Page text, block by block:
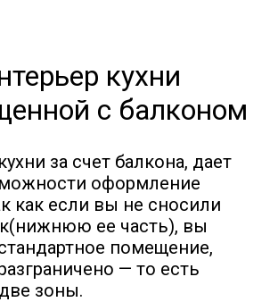
кухни
с балконом
за счет балкона, дает
оформление
как если вы не сносили
ее часть), вы
помещение,
— то есть
зоны.